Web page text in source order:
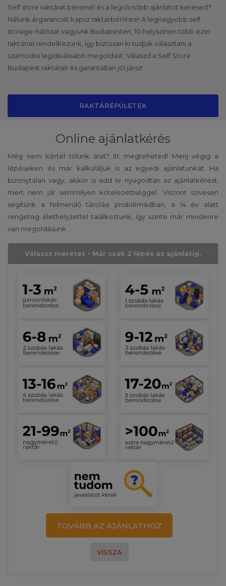
Self store raktárat bérelnél és a legolcsóbb ajánlatot keresed?
Nálunk árgaranciát kapsz raktárbérlésre! A legnagyobb self
storage-hálózat vagyunk Budapesten, 10 helyszínen több ezer
raktárral rendelkezünk, így biztosan ki tudjuk választani a
számodra legideálisabb megoldást. Válaszd a Self Store
Budapest raktárait és garantáltan jól jársz!
RAKTÁRÉPÜLETEK
Online ajánlatkérés
Még nem kértél tőlünk árat? Itt megteheted! Menj végig a
lépéseken és már kalkuláljuk is az egyedi ajánlatunkat. Ha
bizonytalan vagy, akkor is add le nyugodtan az ajánlatkérést,
mert nem jár semmilyen kötelezettséggel. Viszont szívesen
segítünk a felmerülő tárolási problémádban, a 14 év alatt
rengeteg élethelyzettel találkoztunk, így szinte már mindenre
van megoldásunk.
Válassz méretet - Már csak 2 lépés az ajánlatig.
VISSZA
TOVÁBB AZ AJÁNLATHOZ